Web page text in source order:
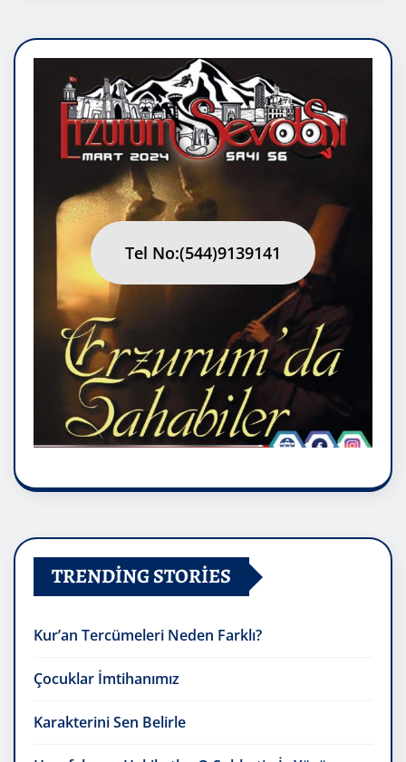
Tel No:(544)9139141
TRENDING STORIES
Kur’an Tercümeleri Neden Farklı?
Çocuklar İmtihanımız
Karakterini Sen Belirle